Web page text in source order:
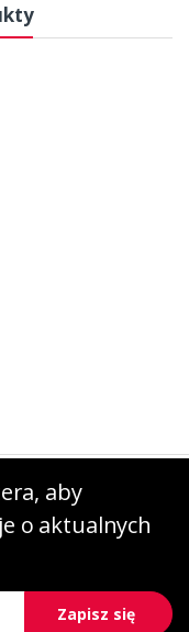
aby
o aktualnych
Zapisz się